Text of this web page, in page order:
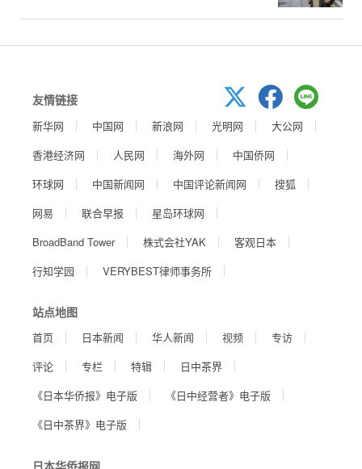
友情链接
新华网 中国网 新浪网 光明网
大公网
香港经济网
人民网 海外网
中国侨网
环球网
中国新闻网 中国评论新闻网
搜狐
网易
联合早报
星岛环球网
BroadBand Tower
株式会社YAK
客观日本
行知学园
VERYBEST律师事务所
站点地图
首页 日本新闻 华人新闻 视频
专访
评论
专栏 特辑
日中茶界
《日本华侨报》电子版
《日中经营者》电子版
《日中茶界》电子版
日本华侨报网